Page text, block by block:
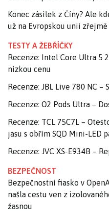
Konec zásilek z Číny? Ale
už na Evropskou unii
TESTY A ŽEBŘÍČKY
Recenze: Intel Core Ultra 5
nízkou cenu
Recenze: JBL Live 780 NC
Recenze: O2 Pods Ultra –
Recenze: TCL 75C7L –
jasu s obřím SQD Mini-LED
Recenze: JVC XS-E934B –
BEZPEČNOST
Bezpečnostní fiasko v
našla cestu ven z
žasnou